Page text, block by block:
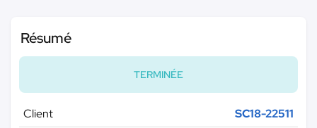
Résumé
TERMINÉE
Client
SC18-22511